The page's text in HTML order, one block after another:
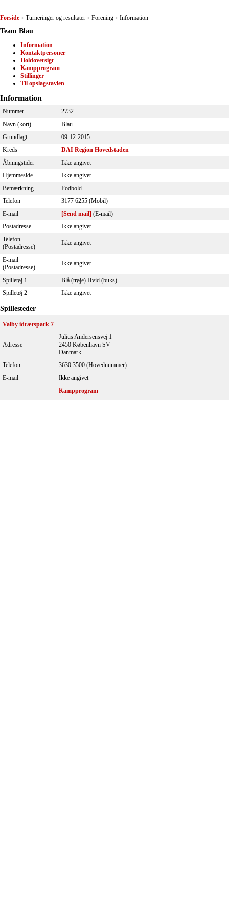
Forside > Turneringer og resultater > Forening > Information
Team Blau
Information
Kontaktpersoner
Holdoversigt
Kampprogram
Stillinger
Til opslagstavlen
Information
Nummer
2732
Navn (kort)
Blau
Grundlagt
09-12-2015
Kreds
DAI Region Hovedstaden
Åbningstider
Ikke angivet
Hjemmeside
Ikke angivet
Bemærkning
Fodbold
Telefon
3177 6255 (Mobil)
E-mail
[Send mail] (E-mail)
Postadresse
Ikke angivet
Telefon
(Postadresse)
Ikke angivet
E-mail
(Postadresse)
Ikke angivet
Spilletøj 1
Blå (trøje) Hvid (buks)
Spilletøj 2
Ikke angivet
Spillesteder
Valby idrætspark 7
Adresse
Julius Andersensvej 1
2450 København SV
Danmark
Telefon
3630 3500 (Hovednummer)
E-mail
Ikke angivet
Kampprogram